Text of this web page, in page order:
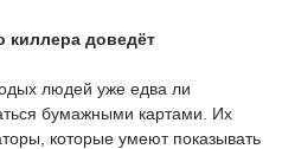
киллера доведёт
людей уже едва ли
бумажными картами. Их
которые умеют показывать